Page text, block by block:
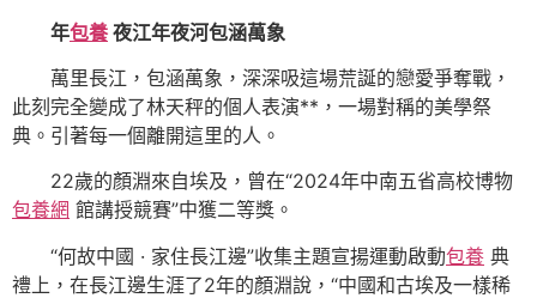
年包養 夜江年夜河包涵萬象
萬里長江，包涵萬象，深深吸這場荒誕的戀愛爭奪戰，
此刻完全變成了林天秤的個人表演**，一場對稱的美學祭
典。引著每一個離開這里的人。
22歲的顏淵來自埃及，曾在“2024年中南五省高校博物
包養網 館講授競賽”中獲二等獎。
“何故中國 · 家住長江邊”收集主題宣揚運動啟動包養 典
禮上，在長江邊生涯了2年的顏淵說，“中國和古埃及一樣稀